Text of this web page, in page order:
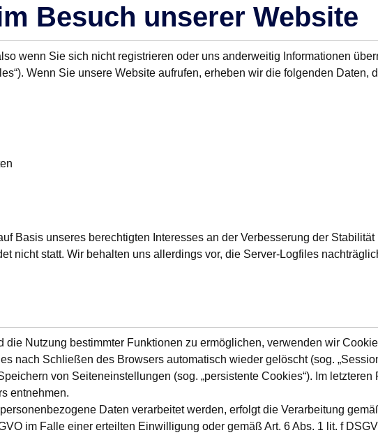
Besuch unserer Website
wenn Sie sich nicht registrieren oder uns anderweitig Informationen
Wenn Sie unsere Website aufrufen, erheben wir die folgenden Daten,
Basis unseres berechtigten Interesses an der Verbesserung der
nicht statt. Wir behalten uns allerdings vor, die Server-Logfiles
Nutzung bestimmter Funktionen zu ermöglichen, verwenden wir
nach Schließen des Browsers automatisch wieder gelöscht (sog.
von Seiteneinstellungen (sog. „persistente Cookies“). Im
entnehmen.
Daten verarbeitet werden, erfolgt die Verarbeitung
im Falle einer erteilten Einwilligung oder gemäß Art. 6 Abs. 1 lit. f